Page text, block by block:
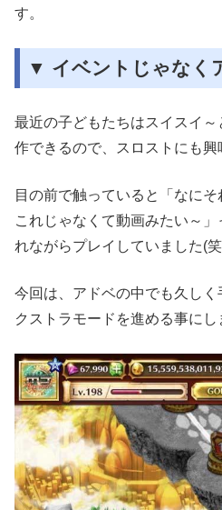
す。
▼ イベントじゃなく
最近の子どもたちはスイスイ
作できるので、スロストにも興
目の前で触っていると「なに
これじゃなくて動画みたい～
れながらプレイしていました(笑)
今回は、アドベの中でも久し
クストラモードを進める事にし